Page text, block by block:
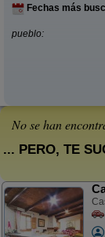
Fechas más
pueblo:
No se han
... PERO, TE